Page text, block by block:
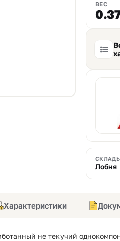
ВЕС
Лобня
Характеристики
не текучий